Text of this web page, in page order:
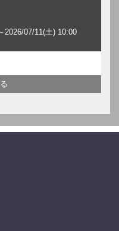
2026/07/11(土) 10:00